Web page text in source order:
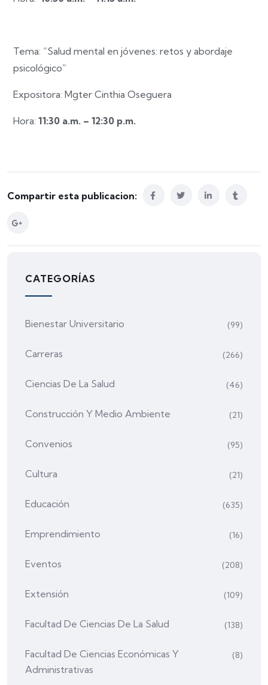
Tema: “Salud mental en jóvenes: retos y abordaje
psicológico”
Expositora: Mgter Cinthia Oseguera
Hora: 11:30 a.m. – 12:30 p.m.
Compartir esta publicacion:
CATEGORÍAS
Bienestar Universitario (99)
Carreras (266)
Ciencias De La Salud (46)
Construcción Y Medio Ambiente (21)
Convenios (95)
Cultura (21)
Educación (635)
Emprendimiento (16)
Eventos (208)
Extensión (109)
Facultad De Ciencias De La Salud (138)
Facultad De Ciencias Económicas Y
Administrativas
(8)